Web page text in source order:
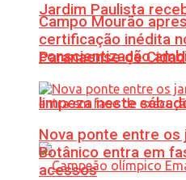
Jardim Paulista
conscientização
limpeza neste
Campo Mourão
certificação inédita
Paranaense de
Nova ponte entre os
Botânico entra em
acessos